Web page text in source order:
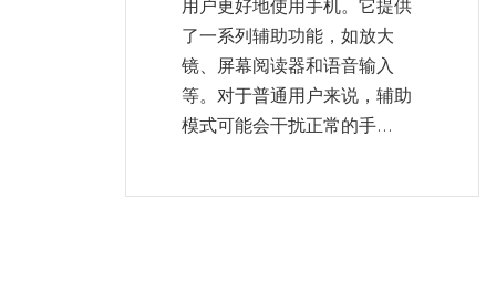
用户更好地使用手机。它提供
了一系列辅助功能，如放大
镜、屏幕阅读器和语音输入
等。对于普通用户来说，辅助
模式可能会干扰正常的手...